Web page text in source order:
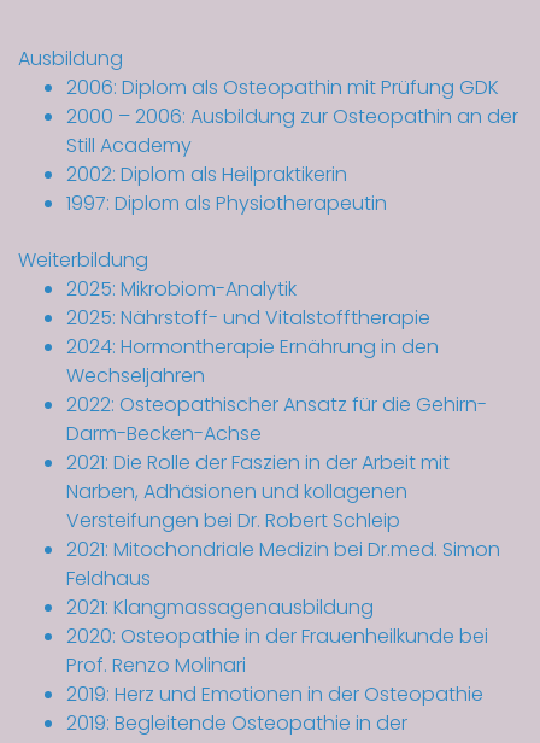
Ausbildung
2006: Diplom als Osteopathin mit Prüfung GDK
2000 – 2006: Ausbildung zur Osteopathin an der
Still Academy
2002: Diplom als Heilpraktikerin
1997: Diplom als Physiotherapeutin
Weiterbildung
2025: Mikrobiom-Analytik
2025: Nährstoff- und Vitalstofftherapie
2024: Hormontherapie Ernährung in den
Wechseljahren
2022: Osteopathischer Ansatz für die Gehirn-
Darm-Becken-Achse
2021: Die Rolle der Faszien in der Arbeit mit
Narben, Adhäsionen und kollagenen
Versteifungen bei Dr. Robert Schleip
2021: Mitochondriale Medizin bei Dr.med. Simon
Feldhaus
2021: Klangmassagenausbildung
2020: Osteopathie in der Frauenheilkunde bei
Prof. Renzo Molinari
2019: Herz und Emotionen in der Osteopathie
2019: Begleitende Osteopathie in der